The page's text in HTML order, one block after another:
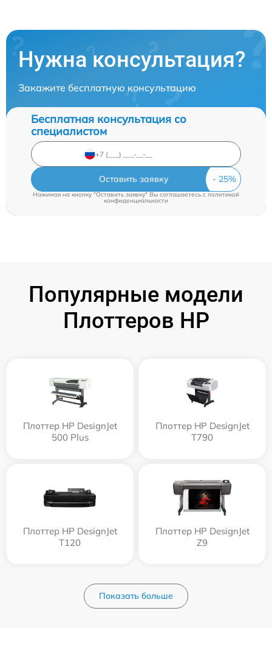
Нужна консультация?
Закажите бесплатную консультацию
Бесплатная консультация со
специалистом
Оставить заявку
Нажимая на кнопку "Оставить заявку" Вы соглашаетесь c политикой
конфиденциальности
Популярные модели
Плоттеров HP
Плоттер HP DesignJet
500 Plus
Плоттер HP DesignJet
T790
Плоттер HP DesignJet
T120
Плоттер HP DesignJet
Z9
Показать больше